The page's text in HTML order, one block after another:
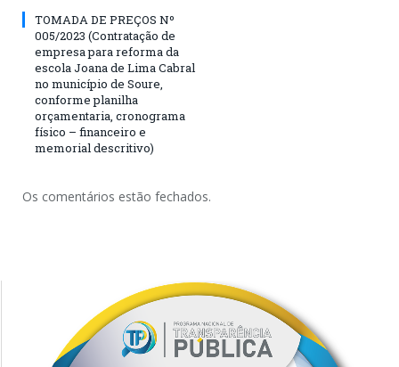
TOMADA DE PREÇOS Nº
005/2023 (Contratação de
empresa para reforma da
escola Joana de Lima Cabral
no município de Soure,
conforme planilha
orçamentaria, cronograma
físico – financeiro e
memorial descritivo)
Os comentários estão fechados.